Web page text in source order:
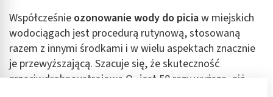
Współcześnie ozonowanie wody do piciaw miejskich
wodociągach jest procedurą rutynową, stosowaną
razem z innymi środkami i w wielu aspektach znacznie
je przewyższającą. Szacuje się, że skuteczność
przeciwdrobnoustrojowa O jest 50 razy wyższa, niż